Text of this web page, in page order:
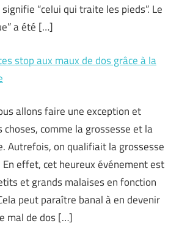
signifie “celui qui traite les pieds”. Le
a été […]
stop aux maux de dos grâce à la
allons faire une exception et
choses, comme la grossesse et la
Autrefois, on qualifiait la grossesse
effet, cet heureux événement est
et grands malaises en fonction
peut paraître banal à en devenir
mal de dos […]